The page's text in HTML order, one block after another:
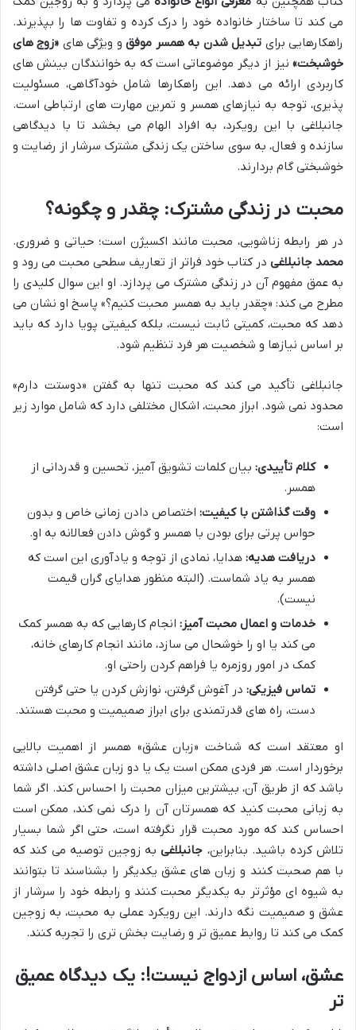
می کند تا ساختار خانواده خود را درک کرده و تفاوت ها را بپذیرند.
راهکارهایی برای تبدیل شدن به همسر موفقو ویژگی های «زوج های
خوشبخت» نیز از دیگر موضوعاتی است که به خوانندگان بینش های
کاربردی ارائه می دهد. این راهکارها شامل خودآگاهی، مسئولیت
پذیری، توجه به نیازهای همسر و تمرین مهارت های ارتباطی است.
جانبلاغی با این رویکرد، به افراد الهام می بخشد تا با دیدگاهی
سازنده و فعال، به سوی ساختن یک زندگی مشترک سرشار از رضایت و
خوشبختی گام بردارند.
محبت در زندگی مشترک: چقدر و چگونه؟
در هر رابطه زناشویی، محبت مانند اکسیژن است؛ حیاتی و ضروری.
محمد جانبلاغی در کتاب خود فراتر از تعاریف سطحی محبت می رود و
به عمق مفهوم آن در زندگی مشترک می پردازد. او این سوال کلیدی را
مطرح می کند: «چقدر باید به همسر محبت کنیم؟» پاسخ او نشان می
دهد که محبت، کمیتی ثابت نیست، بلکه کیفیتی پویا دارد که باید
بر اساس نیازها و شخصیت هر فرد تنظیم شود.
جانبلاغی تأکید می کند که محبت تنها به گفتن «دوستت دارم»
محدود نمی شود. ابراز محبت، اشکال مختلفی دارد که شامل موارد زیر
است:
کلام تأییدی: بیان کلمات تشویق آمیز، تحسین و قدردانی از
همسر.
وقت گذاشتن با کیفیت: اختصاص دادن زمانی خاص و بدون
حواس پرتی برای بودن با همسر و گوش دادن فعالانه به او.
دریافت هدیه: هدایا، نمادی از توجه و یادآوری این است که
همسر به یاد شماست. (البته منظور هدایای گران قیمت
نیست).
خدمات و اعمال محبت آمیز: انجام کارهایی که به همسر کمک
می کند یا او را خوشحال می سازد، مانند انجام کارهای خانه،
کمک در امور روزمره یا فراهم کردن راحتی او.
تماس فیزیکی: در آغوش گرفتن، نوازش کردن یا حتی گرفتن
دست، راه های قدرتمندی برای ابراز صمیمیت و محبت هستند.
او معتقد است که شناخت «زبان عشق» همسر از اهمیت بالایی
برخوردار است. هر فردی ممکن است یک یا دو زبان عشق اصلی داشته
باشد که از طریق آن، بیشترین میزان محبت را احساس کند. اگر شما
به زبانی محبت کنید که همسرتان آن را درک نمی کند، ممکن است
احساس کند که مورد محبت قرار نگرفته است، حتی اگر شما بسیار
تلاش کرده باشید. بنابراین، جانبلاغیبه زوجین توصیه می کند که
با هم صحبت کنند و زبان های عشق یکدیگر را بشناسند تا بتوانند
به شیوه ای مؤثرتر به یکدیگر محبت کنند و رابطه خود را سرشار از
عشق و صمیمیت نگه دارند. این رویکرد عملی به محبت، به زوجین
کمک می کند تا روابط عمیق تر و رضایت بخش تری را تجربه کنند.
عشق، اساس ازدواج نیست!: یک دیدگاه عمیق
تر